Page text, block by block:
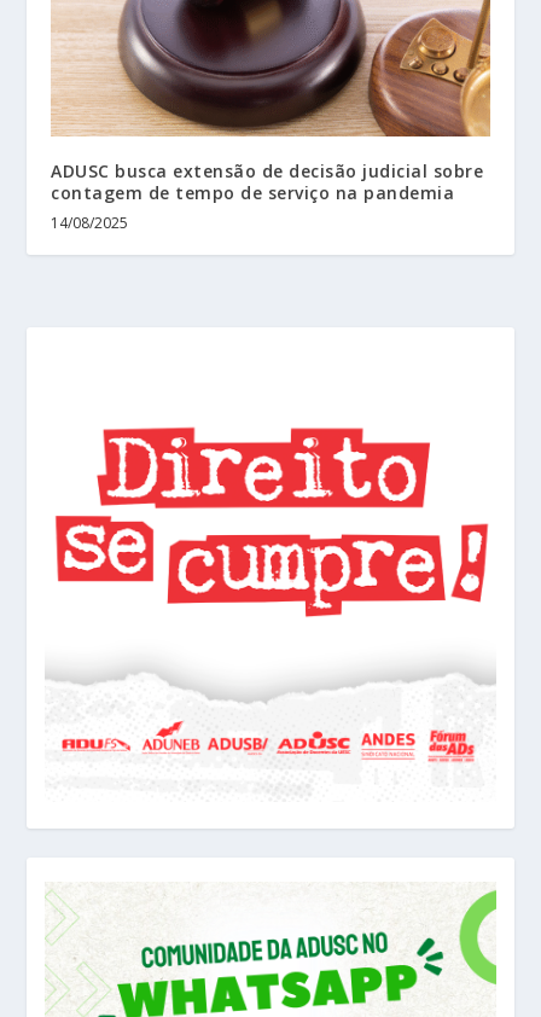
ADUSC busca extensão de decisão judicial sobre
contagem de tempo de serviço na pandemia
14/08/2025